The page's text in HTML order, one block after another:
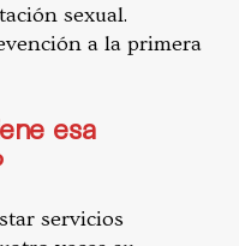
sexual.
a la primera
esa
servicios